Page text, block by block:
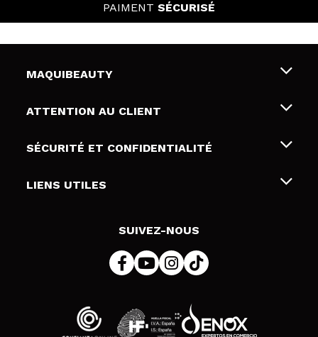
PAIMENT SÉCURISÉ
MAQUIBEAUTY
Qui sommes nous
Cartes-cadeaux
ATTENTION AU CLIENT
Livraison & retour
Modes de paiement
SÉCURITÉ ET CONFIDENTIALITÉ
Conditions et confidentialité
LIENS UTILES
SUIVEZ-NOUS